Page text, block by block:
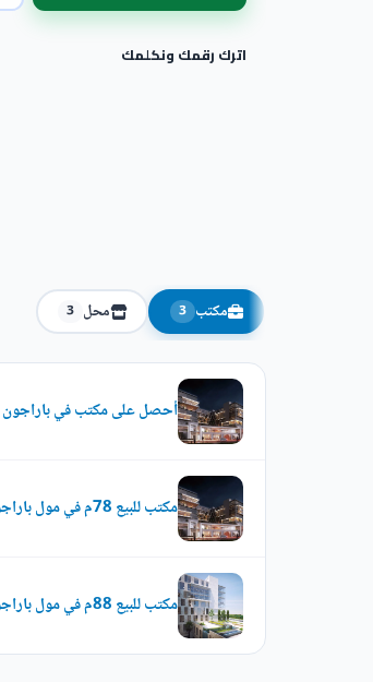
اترك رقمك ونكلمك
مكتب 3 محل 3
أحصل على مكتب في باراجون
مكتب للبيع 78م في مول باراجون
مكتب للبيع 88م في مول باراجون بتسهيلات فى السداد